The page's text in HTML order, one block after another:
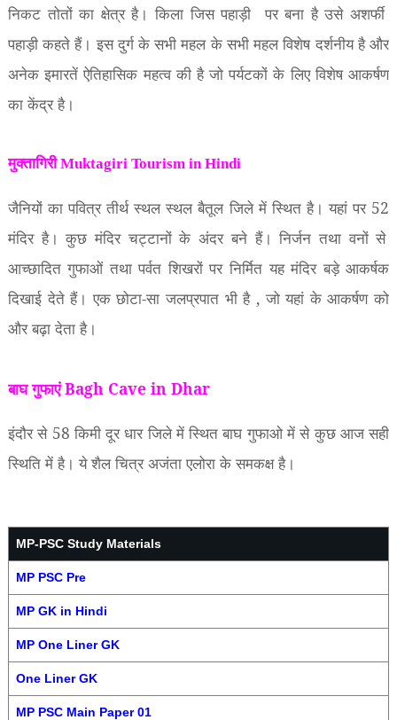
निकट तोतों का क्षेत्र है। किला जिस पहाड़ी
पर बना है उसे अशर्फी
पहाड़ी कहते हैं। इस दुर्ग के सभी महल के सभी महल विशेष दर्शनीय है और
अनेक इमारतें ऐतिहासिक महत्व की है जो पर्यटकों के लिए विशेष आकर्षण
का केंद्र है।
मुक्तागिरी Muktagiri Tourism in Hindi
जैनियों का पवित्र तीर्थ स्थल स्थल बैतूल जिले में स्थित है। यहां पर 52
मंदिर है। कुछ मंदिर चट्टानों के अंदर बने हैं। निर्जन तथा वनों से
आच्छादित गुफाओं तथा पर्वत शिखरों पर निर्मित यह मंदिर बड़े आकर्षक
दिखाई देते हैं। एक छोटा-सा जलप्रपात भी है , जो यहां के आकर्षण को
और बढ़ा देता है।
बाघ गुफाएं Bagh Cave in Dhar
इंदौर से 58 किमी दूर धार जिले में स्थित बाघ गुफाओ में से कुछ आज सही
स्थिति में है। ये शैल चित्र अजंता एलोरा के समकक्ष है।
MP-PSC Study Materials
MP PSC Pre
MP GK in Hindi
MP One Liner GK
One Liner GK
MP PSC Main Paper 01